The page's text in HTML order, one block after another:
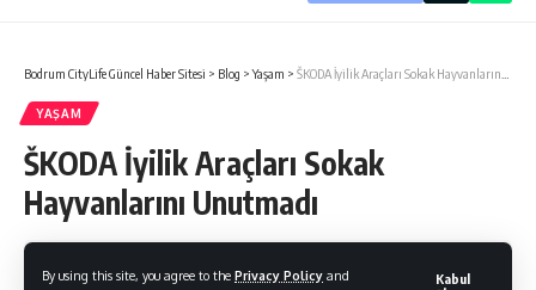
By using this site, you agree to the Privacy Policy and
Kabul
Bodrum CityLife Güncel Haber Sitesi > Blog >Yaşam > ŠKODA İyilik Araçları Sokak Hayvanlarını Unutmadı
YAŞAM
ŠKODA İyilik Araçları Sokak
Hayvanlarını Unutmadı